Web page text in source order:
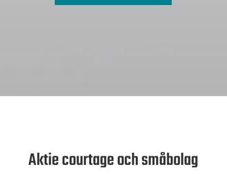
Aktie courtage och småbolag